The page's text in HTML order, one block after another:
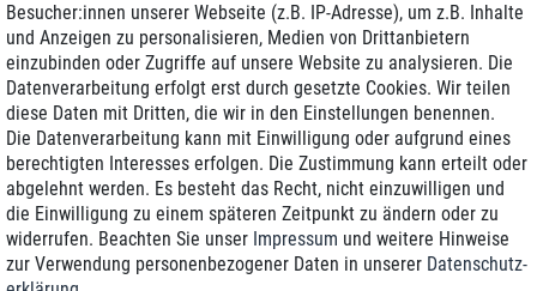
Zustellung am nächsten Werktag
Günstiger Versand
Generalüberholt mit Garantie
+49 8989 96160*
Besucher:innen unserer Webseite (z.B. IP-Adresse), um z.B. Inhalte
und Anzeigen zu personalisieren, Medien von Drittanbietern
einzubinden oder Zugriffe auf unsere Website zu analysieren. Die
Datenverarbeitung erfolgt erst durch gesetzte Cookies. Wir teilen
diese Daten mit Dritten, die wir in den Einstellungen benennen.
Die Datenverarbeitung kann mit Einwilligung oder aufgrund eines
berechtigten Interesses erfolgen. Die Zustimmung kann erteilt oder
abgelehnt werden. Es besteht das Recht, nicht einzuwilligen und
die Einwilligung zu einem späteren Zeitpunkt zu ändern oder zu
widerrufen. Beachten Sie unser Impressum und weitere Hinweise
zur Verwendung personenbezogener Daten in unserer Daten­schutz­